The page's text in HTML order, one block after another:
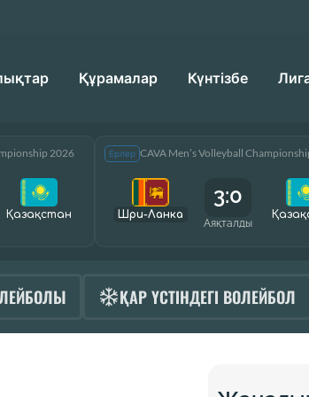
Құрамалар Күнтізбе
2026
Қазақcтан
Ерлер CAVA Men’s Volleyball
Шри-Ланка
3:0
Аяқталды
ҚАР ҮСТІНДЕГІ ВОЛЕЙБОЛ